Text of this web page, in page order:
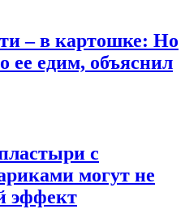
– в картошке: Но
ее едим, объяснил
с
могут не
эффект